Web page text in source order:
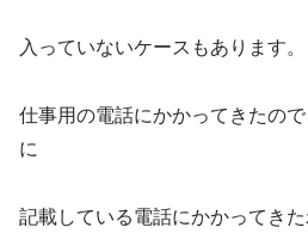
入っていないケースもあります。
仕事用の電話にかかってきたの
に
記載している電話にかかってきた